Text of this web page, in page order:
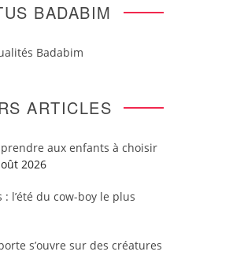
BADABIM
Badabim
ARTICLES
aux enfants à choisir
2026
: l’été du cow-boy le plus
s’ouvre sur des créatures